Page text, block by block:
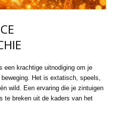
een krachtige uitnodiging om je
Het is extatisch, speels,
wild. Een ervaring die je zintuigen
te breken uit de kaders van het